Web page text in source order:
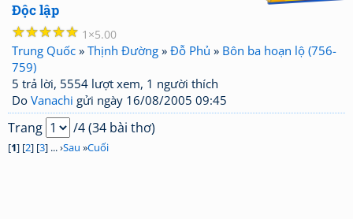
Độc lập
☆
☆
☆
☆
☆ 1 5.00
Trung Quốc » Thịnh Đường » Đỗ Phủ » Bôn ba hoạn lộ (756-
759)
5 trả lời, 5554 lượt xem, 1 người thích
Do Vanachi gửi ngày 16/08/2005 09:45
Trang /4 (34 bài thơ)
[1] [2] [3] ... ›Sau »Cuối